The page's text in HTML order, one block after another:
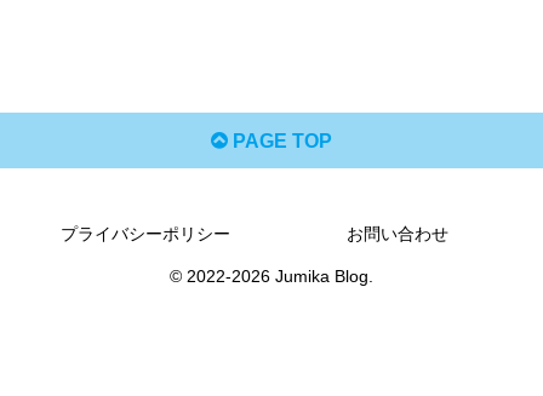
PAGE TOP
プライバシーポリシー お問い合わせ
© 2022-2026 Jumika Blog.